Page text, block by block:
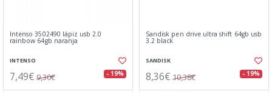
Intenso 3502490 lápiz usb 2.0
rainbow 64gb naranja
INTENSO
7,49€ 9,30€ - 19%
Sandisk pen drive ultra shift 64gb usb
3.2 black
SANDISK
8,36€ 10,38€ - 19%